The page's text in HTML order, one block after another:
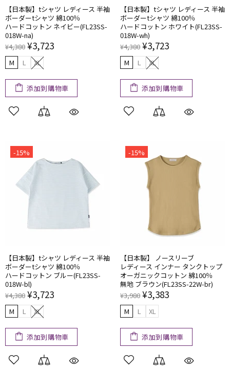
【日本製】tシャツ レディース 半袖
ボーダーtシャツ 綿100％
ハードコットン ネイビー(FL23SS-
018W-na)
¥4,380 ¥3,723
M L XL
添加到購物車
【日本製】tシャツ レディース 半袖
ボーダーtシャツ 綿100％
ハードコットン ホワイト(FL23SS-
018W-wh)
¥4,380 ¥3,723
M L XL
添加到購物車
-15%
【日本製】tシャツ レディース 半袖
ボーダーtシャツ 綿100％
ハードコットン ブルー(FL23SS-
018W-bl)
¥4,380 ¥3,723
M L XL
添加到購物車
-15%
【日本製】 ノースリーブ
レディース インナー タンクトップ
オーガニックコットン 綿100％
無地 ブラウン(FL23SS-22W-br)
¥3,980 ¥3,383
M L XL
添加到購物車